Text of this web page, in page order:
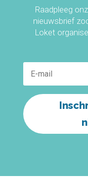
Raadpleeg
nieuwsbrief
Loket